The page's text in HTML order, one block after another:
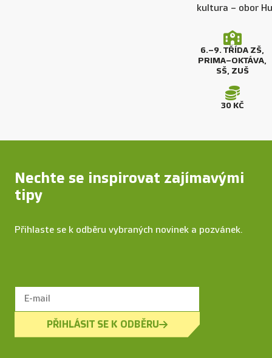
kultura – obor
6.–⁠⁠⁠⁠⁠⁠9. TŘÍDA ZŠ,
PRIMA–⁠⁠⁠⁠⁠⁠OKTÁVA,
SŠ, ZUŠ
30 KČ
Nechte se inspirovat zajímavými
tipy
Přihlaste se k odběru vybraných novinek a pozvánek.
PŘIHLÁSIT SE K ODBĚRU